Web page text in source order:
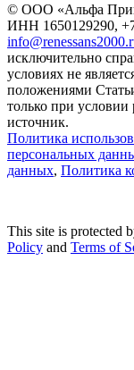
© ООО «Альфа
ИНН 1650129290,
исключительно
условиях не
положениями
только при условии
источник.
Политика
персональных
данных, Политика
This site is protected
Policy and Terms of